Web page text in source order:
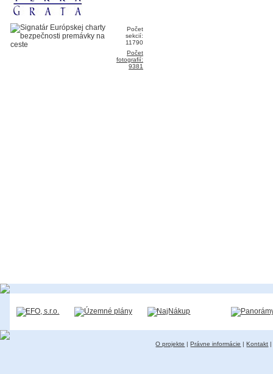
Počet
sekcií:
11790
Počet
fotografií:
9381
O projekte |Právne informácie |Kontakt